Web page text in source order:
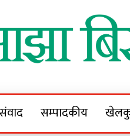
सम्पादकीय